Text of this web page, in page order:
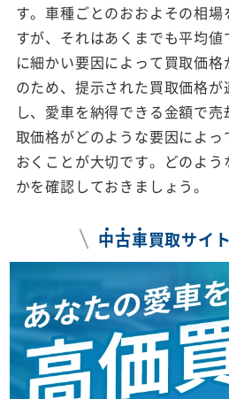
す。車種ごとのおおよその相
すが、それはあくまでも平均
に細かい要因によって買取価
のため、提示された買取価格
し、愛車を納得できる金額で
取価格がどのような要因によ
おくことが大切です。どのよ
かを確認しておきましょう。
中古車買取サイ